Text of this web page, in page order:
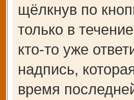
щёлкнув по
только в
кто-то уже
надпись,
время